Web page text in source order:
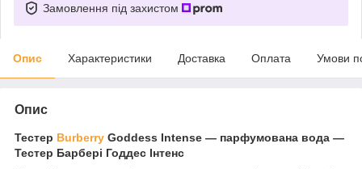
Замовлення під захистом
Опис Характеристики Доставка Оплата Умови
Опис
Тестер Burberry Goddess Intense — парфумована вода —
Тестер Барбері Годдес Інтенс